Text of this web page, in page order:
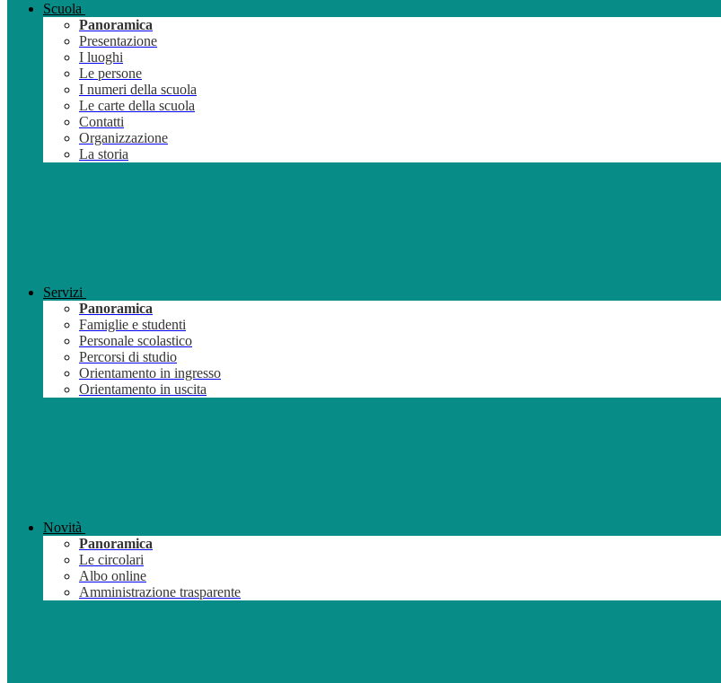
Scuola
Panoramica
Presentazione
I luoghi
Le persone
I numeri della scuola
Le carte della scuola
Contatti
Organizzazione
La storia
Servizi
Panoramica
Famiglie e studenti
Personale scolastico
Percorsi di studio
Orientamento in ingresso
Orientamento in uscita
Novità
Panoramica
Le circolari
Albo online
Amministrazione trasparente